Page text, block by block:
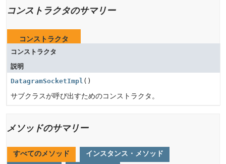
コンストラクタのサマリー
コンストラクタ
コンストラクタ
説明
DatagramSocketImpl ()
サブクラスが呼び出すためのコンストラクタ。
メソッドのサマリー
すべてのメソッド
インスタンス・メソッド